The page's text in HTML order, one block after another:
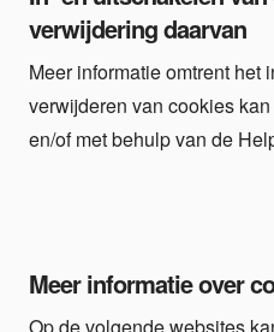
verwijdering daarvan
Meer informatie omtrent het
verwijderen van cookies
en/of met behulp van de
Meer informatie over